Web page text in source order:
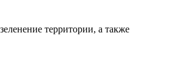
территории, а также